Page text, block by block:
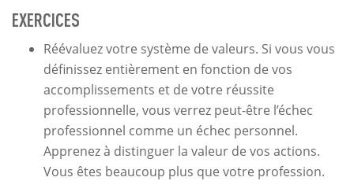
EXERCICES
Réévaluez votre système de valeurs. Si vous vous
définissez entièrement en fonction de vos
accomplissements et de votre réussite
professionnelle, vous verrez peut-être l’échec
professionnel comme un échec personnel.
Apprenez à distinguer la valeur de vos actions.
Vous êtes beaucoup plus que votre profession.